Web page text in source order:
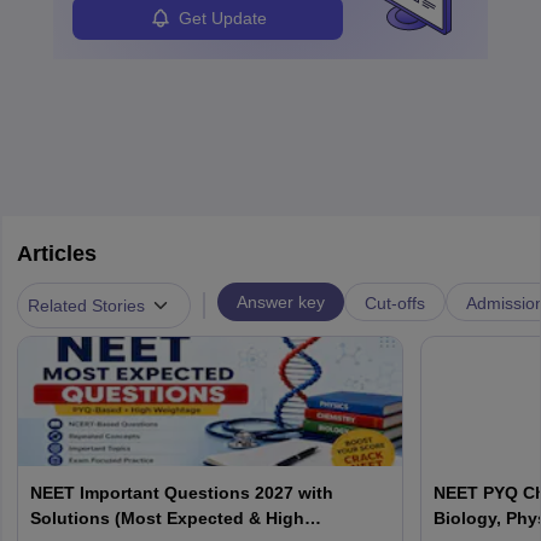
Get Update
Articles
Related Stories Answer key Cut-offs
NEET Important Questions 2027 with
Solutions (Most Expected & High
NEET PYQ
Biology,